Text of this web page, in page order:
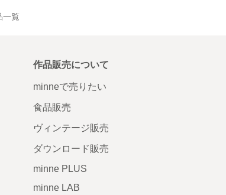
一覧
作品販売について
minneで売りたい
食品販売
ヴィンテージ販売
ダウンロード販売
minne PLUS
minne LAB